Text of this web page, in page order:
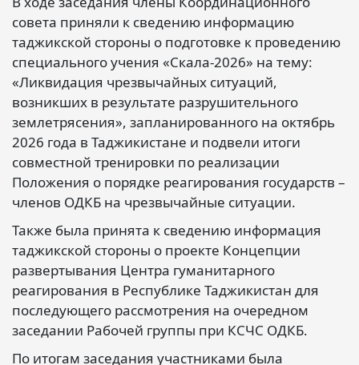
совета приняли к сведению информацию
таджикской стороны о подготовке к проведению
специального учения «Скала-2026» на тему:
«Ликвидация чрезвычайных ситуаций,
возникших в результате разрушительного
землетрясения», запланированного на октябрь
2026 года в Таджикистане и подвели итоги
совместной тренировки по реализации
Положения о порядке реагирования государств –
членов ОДКБ на чрезвычайные ситуации.
Также была принята к сведению информация
таджикской стороны о проекте Концепции
развертывания Центра гуманитарного
реагирования в Республике Таджикистан для
последующего рассмотрения на очередном
заседании Рабочей группы при КСЧС ОДКБ.
По итогам заседания участниками была